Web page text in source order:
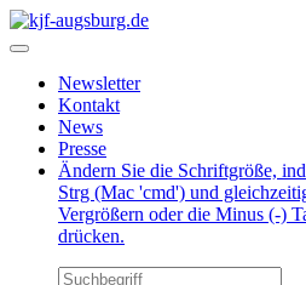
Newsletter
Kontakt
News
Presse
Ändern Sie die Schriftgröße,
Strg (Mac 'cmd') und
Vergrößern oder die Minus (-)
drücken.